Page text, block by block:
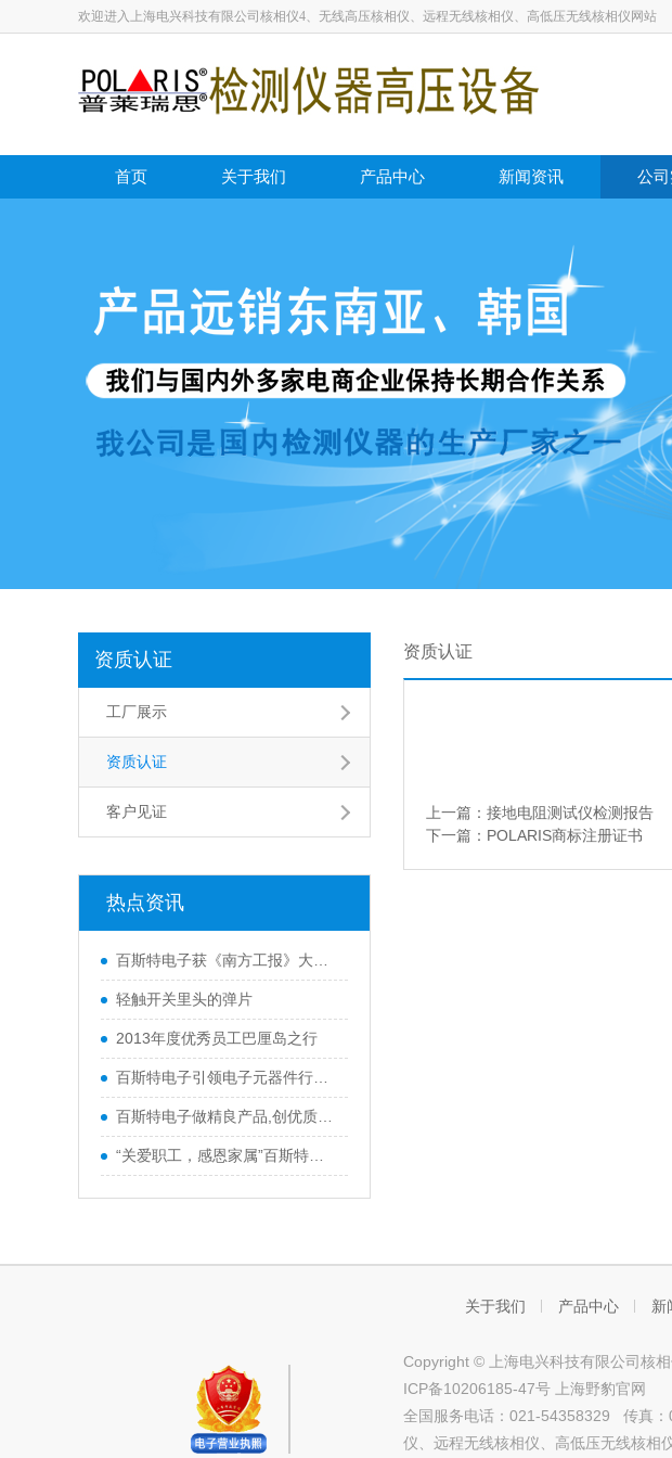
欢迎进入上海电兴科技有限公司核相仪4、无线高压核相仪、远程无线核相仪、高低压无线核相仪网站
首页 关于我们 产品中心 新闻资讯 公
资质认证
工厂展示
资质认证
客户见证
热点资讯
百斯特电子获《南方工报》大篇幅报
轻触开关里头的弹片
2013年度优秀员工巴厘岛之行
百斯特电子引领电子元器件行业,产品
百斯特电子做精良产品,创优质品牌
“关爱职工，感恩家属”百斯特优秀
资质认证
上一篇： 接地电阻测试仪检测报告
下一篇： POLARIS商标注册证书
关于我们 产品中心 新
Copyright © 上海电兴科技有限公司核
ICP备10206185-47号
上海野豹官网
全国服务电话：021-54358329 传真：
仪、远程无线核相仪、高低压无线核相